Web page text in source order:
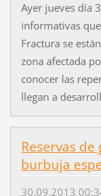
Ayer jueves día
informativas
Fractura se
zona afectada
conocer las
llegan a
Reservas
burbuja
30.09.2013